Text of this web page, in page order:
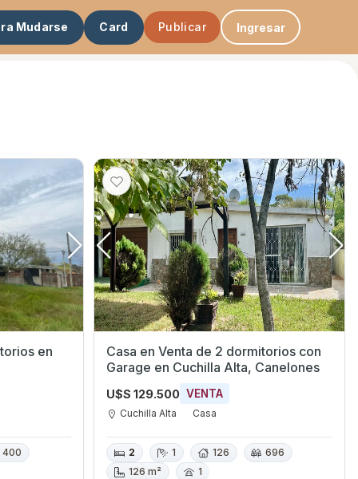
Mudarse Card Publicar Ingresar
en
400
Casa en Venta de 2 dormitorios con
Garage en Cuchilla Alta, Canelones
U$S 129.500 VENTA
Cuchilla Alta Casa
2 1 126
696
126 m²
1